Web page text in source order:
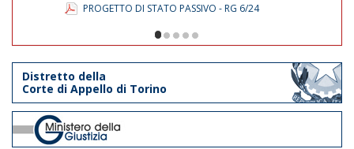
PROGETTO DI STATO PASSIVO - RG 6/24
1/5
Distretto della
Corte di Appello di Torino